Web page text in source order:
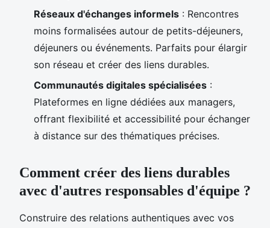
Réseaux d'échanges informels : Rencontres
moins formalisées autour de petits-déjeuners,
déjeuners ou événements. Parfaits pour élargir
son réseau et créer des liens durables.
Communautés digitales spécialisées :
Plateformes en ligne dédiées aux managers,
offrant flexibilité et accessibilité pour échanger
à distance sur des thématiques précises.
Comment créer des liens durables
avec d'autres responsables d'équipe ?
Construire des relations authentiques avec vos